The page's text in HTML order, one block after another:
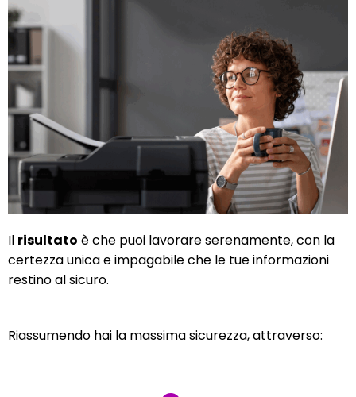
Il risultato è che puoi lavorare serenamente, con la
certezza unica e impagabile che le tue informazioni
restino al sicuro.
Riassumendo hai la massima sicurezza, attraverso: